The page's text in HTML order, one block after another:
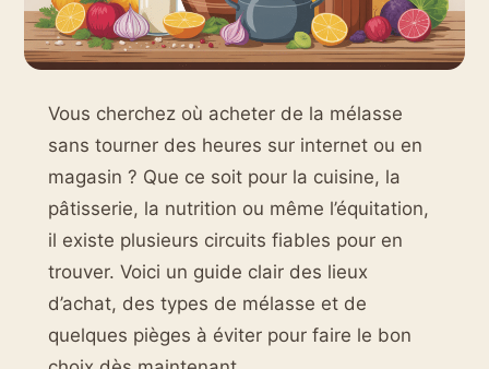
Vous cherchez où acheter de la mélasse
sans tourner des heures sur internet ou en
magasin ? Que ce soit pour la cuisine, la
pâtisserie, la nutrition ou même l’équitation,
il existe plusieurs circuits fiables pour en
trouver. Voici un guide clair des lieux
d’achat, des types de mélasse et de
quelques pièges à éviter pour faire le bon